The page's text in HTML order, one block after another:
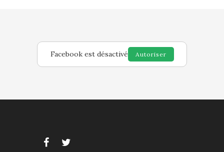
Facebook est désactivé Autoriser